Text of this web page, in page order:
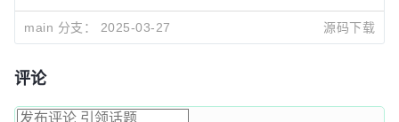
main 分支： 2025-03-27 源码下载
评论